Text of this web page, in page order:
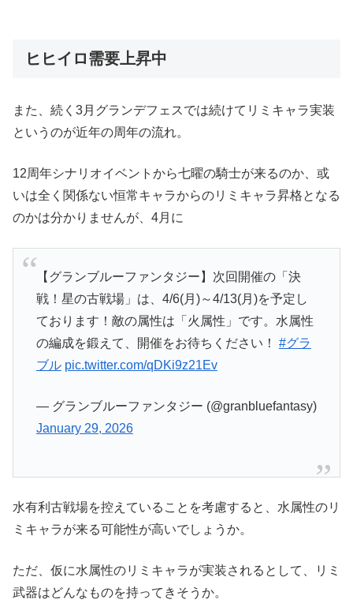
ヒヒイロ需要上昇中
また、続く3月グランデフェスでは続けてリミキャラ実装
というのが近年の周年の流れ。
12周年シナリオイベントから七曜の騎士が来るのか、或
いは全く関係ない恒常キャラからのリミキャラ昇格となる
のかは分かりませんが、4月に
【グランブルーファンタジー】次回開催の「決
戦！星の古戦場」は、4/6(月)～4/13(月)を予定し
ております！敵の属性は「火属性」です。水属性
の編成を鍛えて、開催をお待ちください！ #グラ
ブル pic.twitter.com/qDKi9z21Ev
— グランブルーファンタジー (@granbluefantasy)
January 29, 2026
水有利古戦場を控えていることを考慮すると、水属性のリ
ミキャラが来る可能性が高いでしょうか。
ただ、仮に水属性のリミキャラが実装されるとして、リミ
武器はどんなものを持ってきそうか。